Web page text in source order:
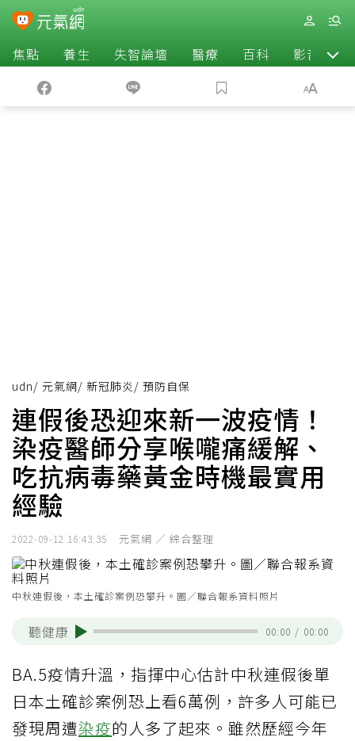
焦點 養生 失智論壇 醫療 百科 影音
udn/ 元氣網/ 新冠肺炎 / 預防自保
連假後恐迎來新一波疫情！
染疫醫師分享喉嚨痛緩解、
吃抗病毒藥黃金時機最實用
經驗
2022-09-12 16:43:35 元氣網 ／ 綜合整理
中秋連假後，本土確診案例恐攀升。圖／聯合報系資料照片
聽健康 00:00 / 00:00
BA.5疫情升溫，指揮中心估計中秋連假後單
日本土確診案例恐上看6萬例，許多人可能已
發現周遭染疫的人多了起來。雖然歷經今年